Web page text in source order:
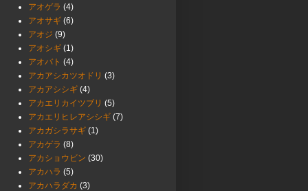
アオゲラ (4)
アオサギ (6)
アオジ (9)
アオシギ (1)
アオバト (4)
アカアシカツオドリ (3)
アカアシシギ (4)
アカエリカイツブリ (5)
アカエリヒレアシシギ (7)
アカガシラサギ (1)
アカゲラ (8)
アカショウビン (30)
アカハラ (5)
アカハラダカ (3)